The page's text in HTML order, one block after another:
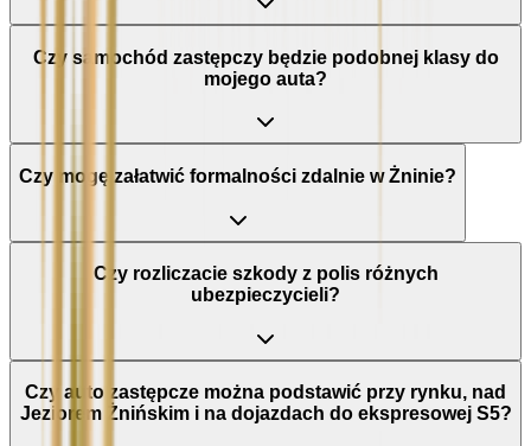
Czy samochód zastępczy będzie podobnej klasy do
mojego auta?
Czy mogę załatwić formalności zdalnie w Żninie?
Czy rozliczacie szkody z polis różnych
ubezpieczycieli?
Czy auto zastępcze można podstawić przy rynku, nad
Jeziorem Żnińskim i na dojazdach do ekspresowej S5?